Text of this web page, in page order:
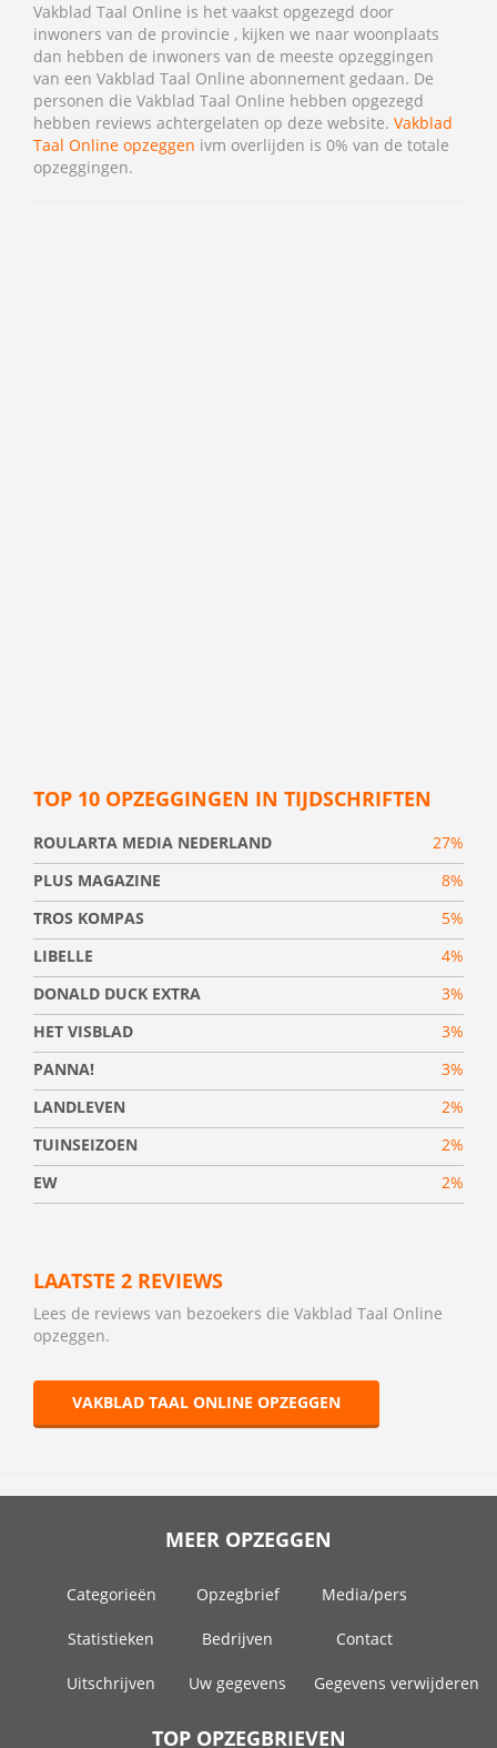
Vakblad Taal Online is het vaakst opgezegd door
inwoners van de provincie , kijken we naar woonplaats
dan hebben de inwoners van de meeste opzeggingen
van een Vakblad Taal Online abonnement gedaan. De
personen die Vakblad Taal Online hebben opgezegd
hebben reviews achtergelaten op deze website. Vakblad
Taal Online opzeggen ivm overlijden is 0% van de totale
opzeggingen.
TOP 10 OPZEGGINGEN IN TIJDSCHRIFTEN
ROULARTA MEDIA NEDERLAND
27%
PLUS MAGAZINE
8%
TROS KOMPAS
5%
LIBELLE
4%
DONALD DUCK EXTRA
3%
HET VISBLAD
3%
PANNA!
3%
LANDLEVEN
2%
TUINSEIZOEN
2%
EW
2%
LAATSTE 2 REVIEWS
Lees de reviews van bezoekers die Vakblad Taal Online
opzeggen.
VAKBLAD TAAL ONLINE OPZEGGEN
MEER OPZEGGEN
Categorieën Opzegbrief Media/pers
Statistieken Bedrijven Contact
Uitschrijven Uw gegevens Gegevens verwijderen
TOP OPZEGBRIEVEN